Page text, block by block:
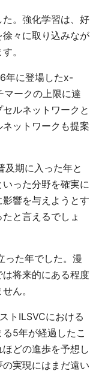
。強化学習は、好
々に取り込みなが
。
年に登場したx-
ークの上限に達
ルネットワークと
ットワークも提案
及期に入った年と
った分野を確実に
響を与えようとす
と言えるでしょ
った年でした。漫
将来的にある程度
ん。
トILSVCにおける
5年が経過したこ
どの進歩を予想し
実現にはまだ遠い